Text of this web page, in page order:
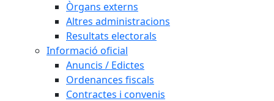
Òrgans externs
Altres administracions
Resultats electorals
Informació oficial
Anuncis / Edictes
Ordenances fiscals
Contractes i convenis